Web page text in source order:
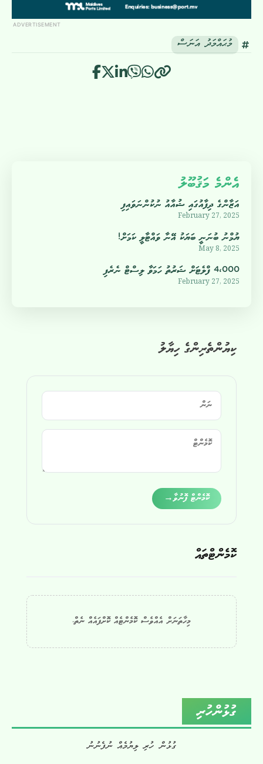
ADVERTISEMENT
މުޙައްމަދު އަނަސް
ކިޔުންތެރިންގެ ހިޔާލު
ކޮމެންޓް ފޮނުވާ→
ކޮމެންޓްތައް
މިހާތަނަށް އެއްވެސް ކޮމެންޓެއް ކޮށްފައެއް ނެތް.
އެންމެ މަޤުބޫލު
އަޒާންގެ ދިފާއުގައި ޝުއާއު ނުކުންނަވައިފި
February 27, 2025
ޔުމްނު ބުނަނީ ބަޔަކު އޭނާ ވައްޓާލީ ކަމަށް!
May 8, 2025
4،000 ފްލެޓަށް ޝަރުތު ހަމަވާ ލިސްޓް ނެރެފި
February 27, 2025
ގުޅުންހުރި
ގުޅުން ހުރި ލިޔުމެއް ނުފެނުނު